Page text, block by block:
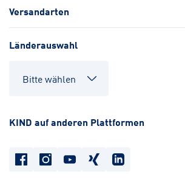
Versandarten
Länderauswahl
KIND auf anderen Plattformen